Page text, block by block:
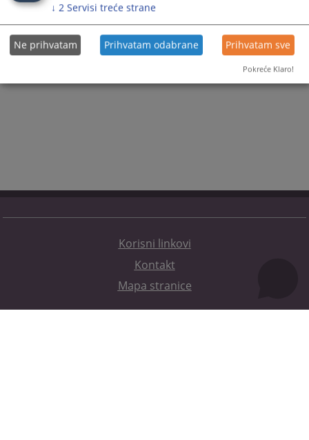
Korisni linkovi
Kontakt
Mapa stranice
↓ 2 Servisi treće strane
Ne prihvatam Prihvatam odabrane Prihvatam sve
Pokreće Klaro!